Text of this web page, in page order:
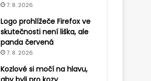
7. 8. 2026
Logo prohlížeče Firefox ve
skutečnosti není liška, ale
panda červená
7. 8. 2026
Kozlové si močí na hlavu,